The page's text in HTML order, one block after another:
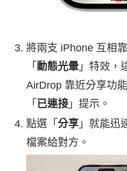
將兩支 iPhone 互相
「 動態光暈 」特效，
AirDrop 靠近分享功
「 已連接 」提示。
點選「 分享 」就能迅
檔案給對方。